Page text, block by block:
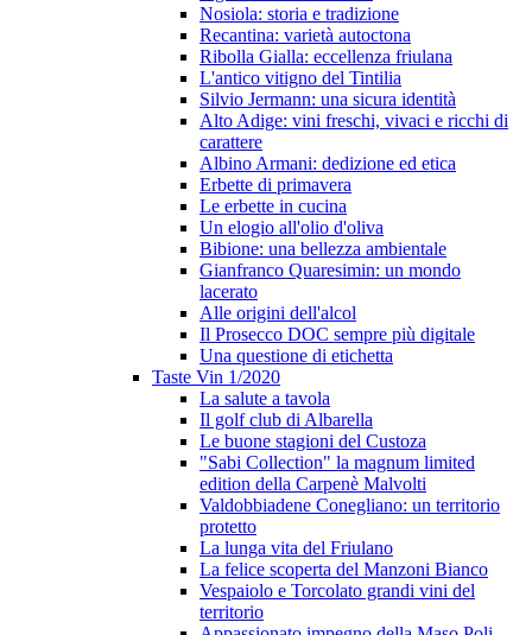
Nosiola: storia e tradizione
Recantina: varietà autoctona
Ribolla Gialla: eccellenza friulana
L'antico vitigno del Tintilia
Silvio Jermann: una sicura identità
Alto Adige: vini freschi, vivaci e ricchi di
carattere
Albino Armani: dedizione ed etica
Erbette di primavera
Le erbette in cucina
Un elogio all'olio d'oliva
Bibione: una bellezza ambientale
Gianfranco Quaresimin: un mondo
lacerato
Alle origini dell'alcol
Il Prosecco DOC sempre più digitale
Una questione di etichetta
Taste Vin 1/2020
La salute a tavola
Il golf club di Albarella
Le buone stagioni del Custoza
"Sabi Collection" la magnum limited
edition della Carpenè Malvolti
Valdobbiadene Conegliano: un territorio
protetto
La lunga vita del Friulano
La felice scoperta del Manzoni Bianco
Vespaiolo e Torcolato grandi vini del
territorio